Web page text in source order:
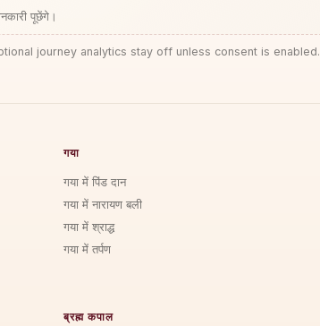
पूछेंगे।
journey analytics stay off unless consent is enabled.
गया
गया में पिंड दान
गया में नारायण बली
गया में श्राद्ध
गया में तर्पण
ब्रह्म कपाल